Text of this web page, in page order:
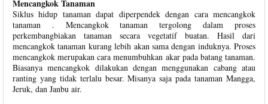
Mencangkok Tanaman
Siklus hidup tanaman dapat diperpendek dengan cara mencangkok
tanaman . Mencangkok tanaman tergolong dalam proses
perkembangbiakan tanaman secara vegetatif buatan. Hasil dari
mencangkok tanaman kurang lebih akan sama dengan induknya. Proses
mencangkok merupakan cara menumbuhkan akar pada batang tanaman.
Biasanya mencangkok dilakukan dengan menggunakan cabang atau
ranting yang tidak terlalu besar. Misanya saja pada tanaman Mangga,
Jeruk, dan Janbu air.